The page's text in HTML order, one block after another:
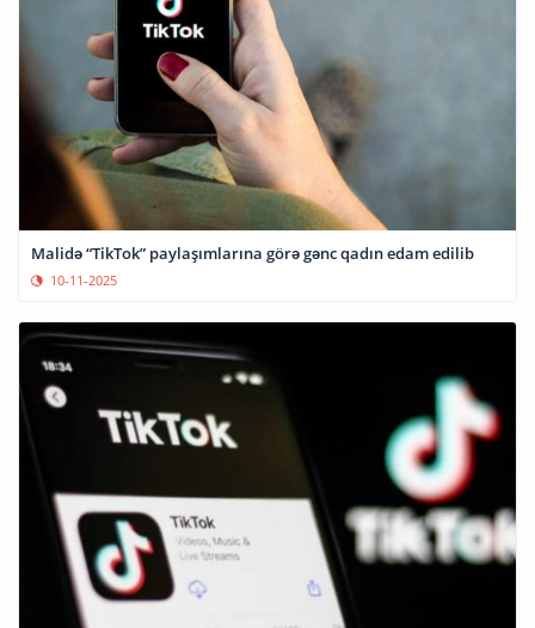
Malidə “TikTok” paylaşımlarına görə gənc qadın edam edilib
10-11-2025